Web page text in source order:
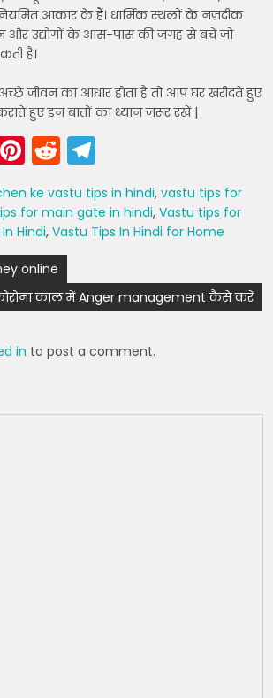
आकार के हैं। धार्मिक स्थलों के नज़दीक
और उद्योगों के आस-पास की जगह से बचें जो
है।
जीवन का आधार होता है तो आप घर खरीदते हुए
हुए इन बातों का ध्यान जरूर रखें |
Pi
nt
er
e
st
R
e
d
di
t
el
e
gr
m
ke vastu tips in hindi,vastu tips for
for main gate in hindi,Vastu tips for
Hindi,Vastu Tips In Hindi for Home
online
काल में Anger management कैसे करें
in to post a comment.